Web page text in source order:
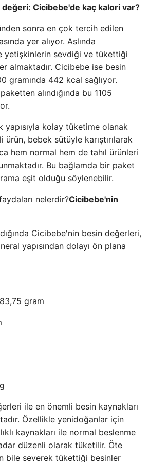
Cicibebe'de kaç kalori var?
sonra en çok tercih edilen
yer alıyor. Aslında
yetişkinlerin sevdiği ve tükettiği
almaktadır. Cicibebe ise besin
gramında 442 kcal sağlıyor.
alındığında bu 1105
yapısıyla kolay tüketime olanak
bebek sütüyle karıştırılarak
hem normal hem de tahıl ürünleri
Bu bağlamda bir paket
eşit olduğu söylenebilir.
Cicibebe'nin
Cicibebe'nin besin değerleri,
yapısından dolayı ön plana
gram
ile en önemli besin kaynakları
Özellikle yenidoğanlar için
kaynakları ile normal beslenme
düzenli olarak tüketilir. Öte
bile severek tükettiği besinler